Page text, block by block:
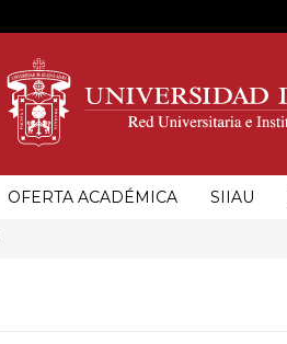
OFERTA ACADÉMICA SIIAU